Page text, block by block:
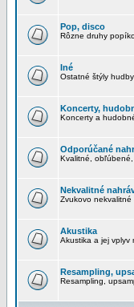
Pop, disco
Rôzne druhy
Iné
Ostatné štýly hudby
Koncerty,
Koncerty a
Odporúčané
Kvalitné, obľúbené,
Nekvalitné
Zvukovo
Akustika
Akustika a jej vplyv
Resampling,
Resampling,